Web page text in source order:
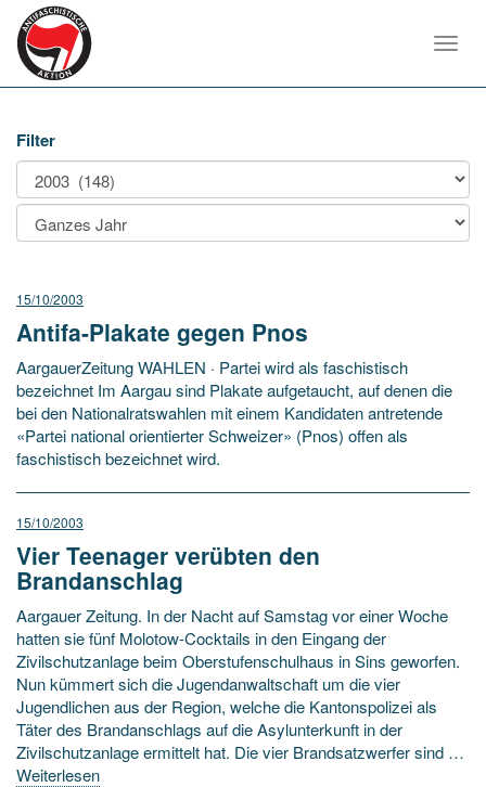
Filter
15/10/2003
Antifa-Plakate gegen Pnos
AargauerZeitung WAHLEN · Partei wird als faschistisch
bezeichnet Im Aargau sind Plakate aufgetaucht, auf denen die
bei den Nationalratswahlen mit einem Kandidaten antretende
«Partei national orientierter Schweizer» (Pnos) offen als
faschistisch bezeichnet wird.
15/10/2003
Vier Teenager verübten den
Brandanschlag
Aargauer Zeitung. In der Nacht auf Samstag vor einer Woche
hatten sie fünf Molotow-Cocktails in den Eingang der
Zivilschutzanlage beim Oberstufenschulhaus in Sins geworfen.
Nun kümmert sich die Jugendanwaltschaft um die vier
Jugendlichen aus der Region, welche die Kantonspolizei als
Täter des Brandanschlags auf die Asylunterkunft in der
Zivilschutzanlage ermittelt hat. Die vier Brandsatzwerfer sind …
Weiterlesen